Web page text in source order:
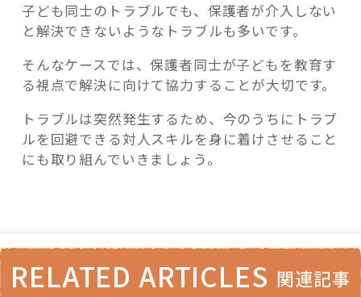
子ども同士のトラブルでも、保護者が介入しない
と解決できないようなトラブルも多いです。
そんなケースでは、保護者同士が子どもを教育す
る視点で解決に向けて協力することが大切です。
トラブルは突然発生するため、今のうちにトラブ
ルを回避できる対人スキルを身に着けさせること
にも取り組んでいきましょう。
RELATED ARTICLES 関連記事